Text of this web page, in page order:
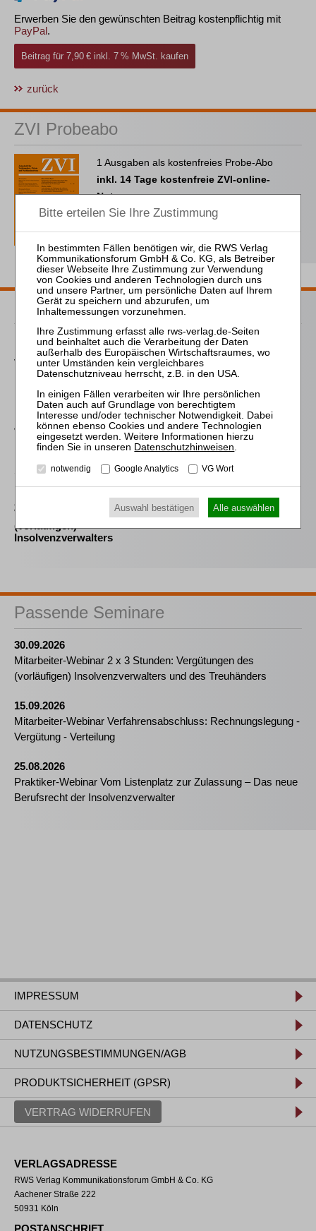
Erwerben Sie den gewünschten Beitrag kostenpflichtig mit
PayPal.
Beitrag für 7,90 € inkl. 7 % MwSt. kaufen
zurück
ZVI Probeabo
1 Ausgaben als kostenfreies Probe-Abo
inkl. 14 Tage kostenfreie ZVI-online-
Nutzung
Probe-Abo bestellen
Passende Bücher
Keller
Vergütung und Kosten im
Insolvenzverfahren
Die Verwirkung der
Vergütung des
Insolvenzverwalters
Sahrmann
Praxis der Zu- und
Vergütung des
(vorläufigen)
Insolvenzverwalters
Passende Seminare
30.09.2026
Mitarbeiter-Webinar 2 x 3 Stunden: Vergütungen des
(vorläufigen) Insolvenzverwalters und des Treuhänders
15.09.2026
Mitarbeiter-Webinar Verfahrensabschluss: Rechnungslegung -
Vergütung - Verteilung
25.08.2026
Praktiker-Webinar Vom Listenplatz zur Zulassung – Das neue
Berufsrecht der Insolvenzverwalter
IMPRESSUM
DATENSCHUTZ
NUTZUNGSBESTIMMUNGEN/AGB
PRODUKTSICHERHEIT (GPSR)
VERTRAG WIDERRUFEN
VERLAGSADRESSE
RWS Verlag Kommunikationsforum GmbH & Co. KG
Aachener Straße 222
50931 Köln
Datenschutzhinweisen
notwendig Google Analytics VG Wort
Auswahl bestätigen Alle auswählen